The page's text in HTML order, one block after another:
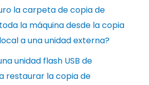
la carpeta de copia de
la máquina desde la copia
a una unidad externa?
unidad flash USB de
restaurar la copia de